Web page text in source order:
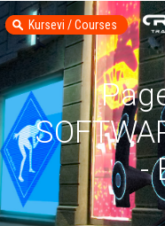
-
Kursevi / Courses